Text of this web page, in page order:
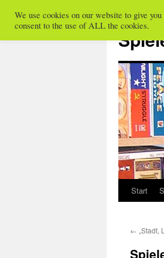
Zum
Inhalt
Start
←
We use cookies on our website to give
consent to the use of ALL the cookies.